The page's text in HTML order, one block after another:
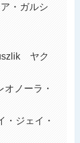
・ガルシ
ヤク
ノーラ・
ジェイ・